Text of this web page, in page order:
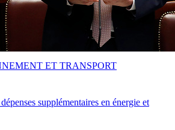
supplémentaires en énergie et
ET TRANSPORT